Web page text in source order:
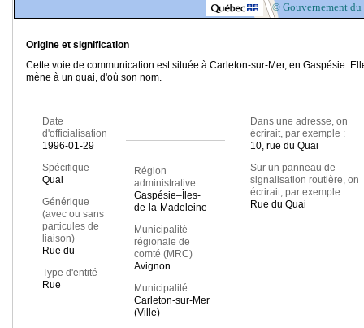
© Gouvernement du
Origine et signification
Cette voie de communication est située à Carleton-sur-Mer, en Gaspésie.
mène à un quai, d'où son nom.
Date
d'officialisation
1996-01-29
Spécifique
Quai
Générique
(avec ou sans
particules de
liaison)
Rue du
Type d'entité
Rue
Région
administrative
Gaspésie–Îles-
de-la-Madeleine
Municipalité
régionale de
comté (MRC)
Avignon
Municipalité
Carleton-sur-Mer
(Ville)
Dans une adresse, on
écrirait, par exemple :
10, rue du Quai
Sur un panneau de
signalisation routière, on
écrirait, par exemple :
Rue du Quai